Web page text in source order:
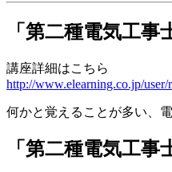
「第二種電気工
講座詳細はこちら
http://www.elearning.co.jp/
何かと覚えることが多い、
「第二種電気工